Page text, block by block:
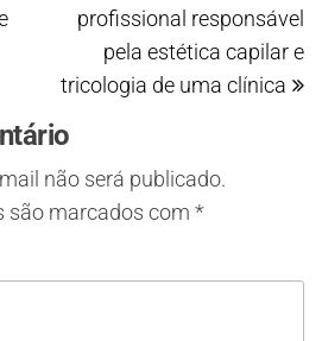
profissional responsável
pela estética capilar e
tricologia de uma clínica
não será publicado.
são marcados com *